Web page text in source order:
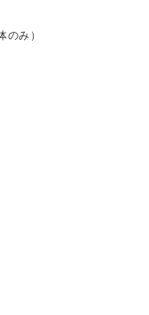
み）